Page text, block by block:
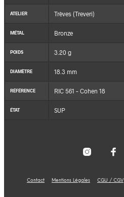
ATELIER Trèves (Treveri)
MÉTAL Bronze
POIDS 3.20 g
DIAMÈTRE 18.3 mm
RÉFÉRENCE RIC 561 – Cohen 18
ÉTAT SUP
Contact Mentions Légales CGU / CGV